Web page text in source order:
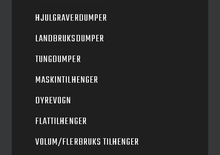
HJULGRAVERDUMPER
LANDBRUKSDUMPER
TUNGDUMPER
MASKINTILHENGER
DYREVOGN
FLATTILHENGER
VOLUM/FLERBRUKS TILHENGER